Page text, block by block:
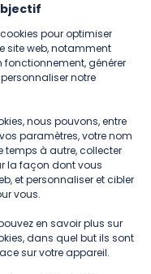
pour optimiser
site web, notamment
fonctionnement, générer
notre
nous pouvons, entre
paramètres, votre nom
temps à autre, collecter
la façon dont vous
et personnaliser et cibler
vous.
en savoir plus sur
dans quel but ils sont
sur votre appareil.